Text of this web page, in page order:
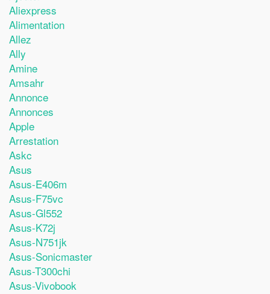
Aliexpress
Alimentation
Allez
Ally
Amine
Amsahr
Annonce
Annonces
Apple
Arrestation
Askc
Asus
Asus-E406m
Asus-F75vc
Asus-Gl552
Asus-K72j
Asus-N751jk
Asus-Sonicmaster
Asus-T300chi
Asus-Vivobook